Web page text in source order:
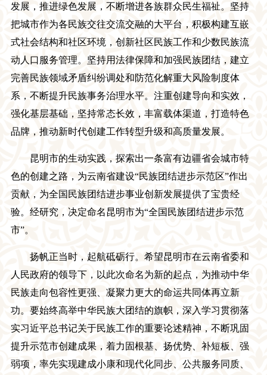
发展，推进绿色发展，不断增进各族群众民生福祉。坚持
把城市作为各民族交往交流交融的大平台，积极构建互嵌
式社会结构和社区环境，创新社区民族工作和少数民族流
动人口服务管理。坚持用法律保障和加强民族团结，建立
完善民族领域矛盾纠纷调处和防范化解重大风险制度体
系，不断提升民族事务治理水平。注重创建导向和实效，
强化基层基础，坚持常态长效，丰富载体渠道，打造特色
品牌，推动新时代创建工作转型升级和高质量发展。
昆明市的生动实践，探索出一条富有边疆省会城市特
色的创建之路，为云南省建设“民族团结进步示范区”作出
贡献，为全国民族团结进步事业创新发展提供了宝贵经
验。经研究 ，决定命名昆明市为“全国民族团结进步示范
市”。
扬帆正当时，起航砥砺行。希望昆明市在云南省委和
人民政府的领导下，以此次命名为新的起点，为推动中华
民族走向包容性更强、凝聚力更大的命运共同体再立新
功。要始终高举中华民族大团结的旗帜，深入学习贯彻落
实习近平总书记关于民族工作的重要论述精神，不断巩固
提升示范市创建成果，着力固根基、扬优势、补短板、强
弱项，率先实现建成小康和现代化同步、公共服务同质、